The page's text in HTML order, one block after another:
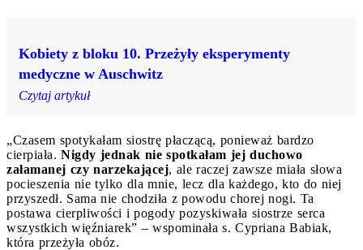
Kobiety z bloku 10. Przeżyły eksperymenty
medyczne w Auschwitz
Czytaj artykuł
„Czasem spotykałam siostrę płaczącą, ponieważ bardzo
cierpiała. Nigdy jednak nie spotkałam jej duchowo
załamanej czy narzekającej, ale raczej zawsze miała słowa
pocieszenia nie tylko dla mnie, lecz dla każdego, kto do niej
przyszedł. Sama nie chodziła z powodu chorej nogi. Ta
postawa cierpliwości i pogody pozyskiwała siostrze serca
wszystkich więźniarek” – wspominała s. Cypriana Babiak,
która przeżyła obóz.